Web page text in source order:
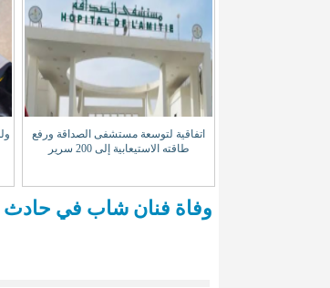
اتفاقية لتوسعة مستشفى الصداقة ورفع
طاقته الاستيعابية إلى 200 سرير
وفاة فنان شاب في